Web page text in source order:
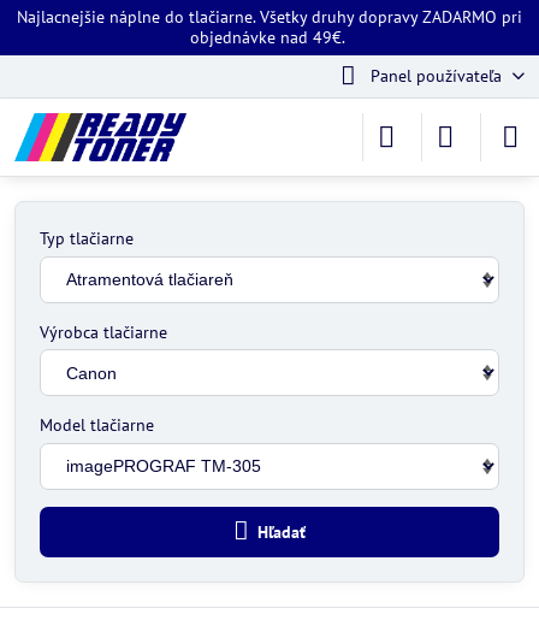
Najlacnejšie náplne do tlačiarne. Všetky druhy dopravy ZADARMO pri
objednávke nad 49€.
Panel používateľa
Typ tlačiarne
Výrobca tlačiarne
Model tlačiarne
Hľadať